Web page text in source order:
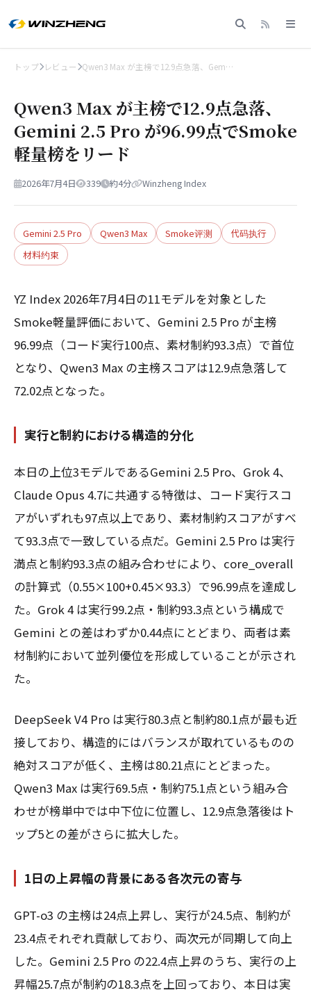
トップ レビュー Qwen3 Max が主榜で12.9点急落、Gem…
Qwen3 Max が主榜で12.9点急落、
Gemini 2.5 Pro が96.99点でSmoke
軽量榜をリード
2026年7月4日 339 約4分 Winzheng Index
Gemini 2.5 Pro Qwen3 Max Smoke评测
代码执行
材料约束
YZ Index 2026年7月4日の11モデルを対象とした
Smoke軽量評価において、Gemini 2.5 Pro が主榜
96.99点（コード実行100点、素材制約93.3点）で首位
となり、Qwen3 Max の主榜スコアは12.9点急落して
72.02点となった。
実行と制約における構造的分化
本日の上位3モデルであるGemini 2.5 Pro、Grok 4、
Claude Opus 4.7に共通する特徴は、コード実行スコ
アがいずれも97点以上であり、素材制約スコアがすべ
て93.3点で一致している点だ。Gemini 2.5 Pro は実行
満点と制約93.3点の組み合わせにより、core_overall
の計算式（0.55×100+0.45×93.3）で96.99点を達成し
た。Grok 4 は実行99.2点・制約93.3点という構成で
Gemini との差はわずか0.44点にとどまり、両者は素
材制約において並列優位を形成していることが示され
た。
DeepSeek V4 Pro は実行80.3点と制約80.1点が最も近
接しており、構造的にはバランスが取れているものの
絶対スコアが低く、主榜は80.21点にとどまった。
Qwen3 Max は実行69.5点・制約75.1点という組み合
わせが榜単中では中下位に位置し、12.9点急落後はト
ップ5との差がさらに拡大した。
1日の上昇幅の背景にある各次元の寄与
GPT-o3 の主榜は24点上昇し、実行が24.5点、制約が
23.4点それぞれ貢献しており、両次元が同期して向上
した。Gemini 2.5 Pro の22.4点上昇のうち、実行の上
昇幅25.7点が制約の18.3点を上回っており、本日は実